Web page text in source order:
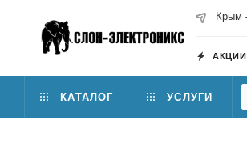
Крым
АКЦИИ
КАТАЛОГ УСЛУГИ